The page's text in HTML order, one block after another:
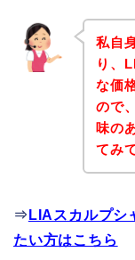
私自
り、
な価
ので
味の
てみ
⇒ LIAスカルプシ
たい方はこちら